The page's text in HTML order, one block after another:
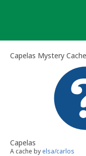
Capelas Mystery Cache
Capelas
A cache by elsa/carlos